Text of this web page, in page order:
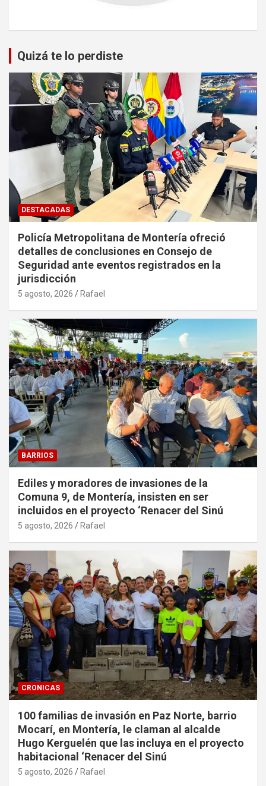
Quizá te lo perdiste
DESTACADAS
Policía Metropolitana de Montería ofreció
detalles de conclusiones en Consejo de
Seguridad ante eventos registrados en la
jurisdicción
5 agosto, 2026 Rafael
BARRIOS
Ediles y moradores de invasiones de la
Comuna 9, de Montería, insisten en ser
incluidos en el proyecto ‘Renacer del Sinú
5 agosto, 2026 Rafael
CRONICAS
100 familias de invasión en Paz Norte, barrio
Mocarí, en Montería, le claman al alcalde
Hugo Kerguelén que las incluya en el proyecto
habitacional ‘Renacer del Sinú
5 agosto, 2026 Rafael